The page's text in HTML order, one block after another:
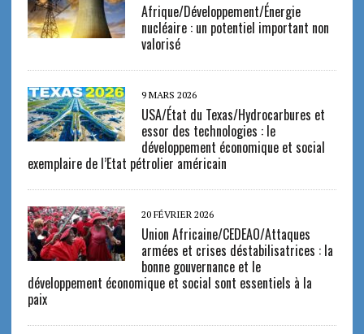
Afrique/Développement/Énergie
nucléaire : un potentiel important non
valorisé
9 MARS 2026
USA/État du Texas/Hydrocarbures et
essor des technologies : le
développement économique et social
exemplaire de l’Etat pétrolier américain
20 FÉVRIER 2026
Union Africaine/CEDEAO/Attaques
armées et crises déstabilisatrices : la
bonne gouvernance et le
développement économique et social sont essentiels à la
paix